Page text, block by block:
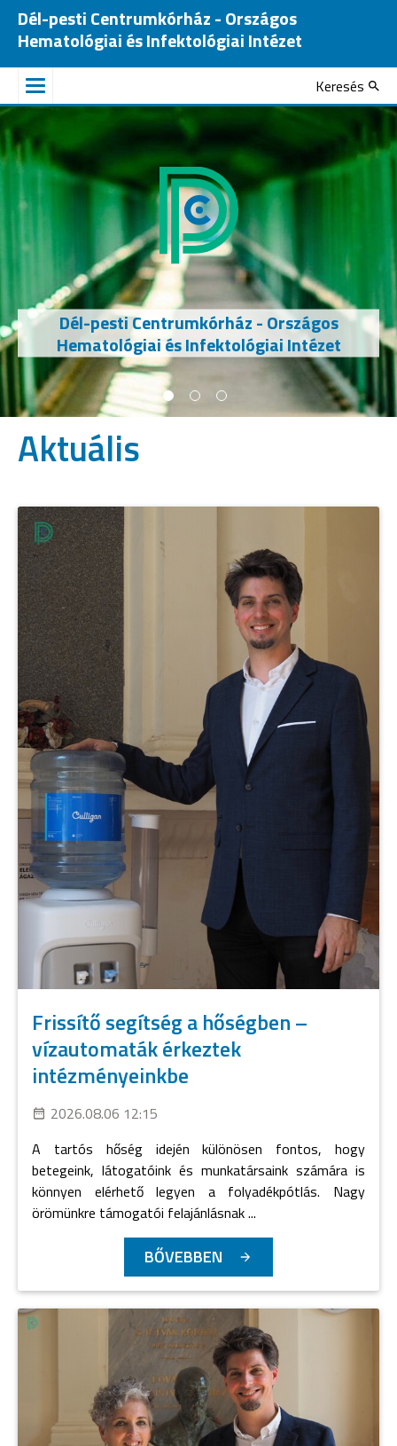
Dél-pesti Centrumkórház - Országos
Hematológiai és Infektológiai Intézet
Keresés
Dél-pesti Centrumkórház - Országos
Hematológiai és Infektológiai Intézet
Aktuális
Frissítő segítség a hőségben –
vízautomaták érkeztek
intézményeinkbe
2026.08.06 12:15
A tartós hőség idején különösen fontos, hogy
betegeink, látogatóink és munkatársaink számára is
könnyen elérhető legyen a folyadékpótlás. Nagy
örömünkre támogatói felajánlásnak ...
BŐVEBBEN